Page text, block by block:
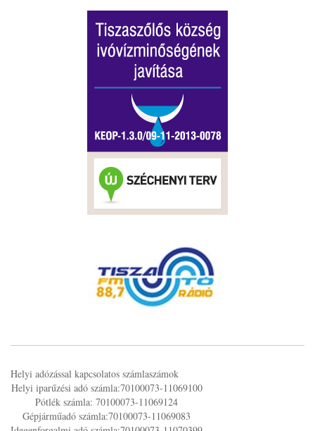
Helyi adózással kapcsolatos számlaszámok
Helyi iparűzési adó számla:70100073-11069100
Pótlék számla: 70100073-11069124
Gépjárműadó számla:70100073-11069083